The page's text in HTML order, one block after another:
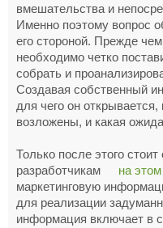
вмешательства и
Именно поэтому вопрос
его стороной. Прежде
необходимо четко
собрать и
Создавая собственный
для чего он
возложены, и какая
Только после этого
разработчикам
на
маркетинговую
для реализации
информация включает в